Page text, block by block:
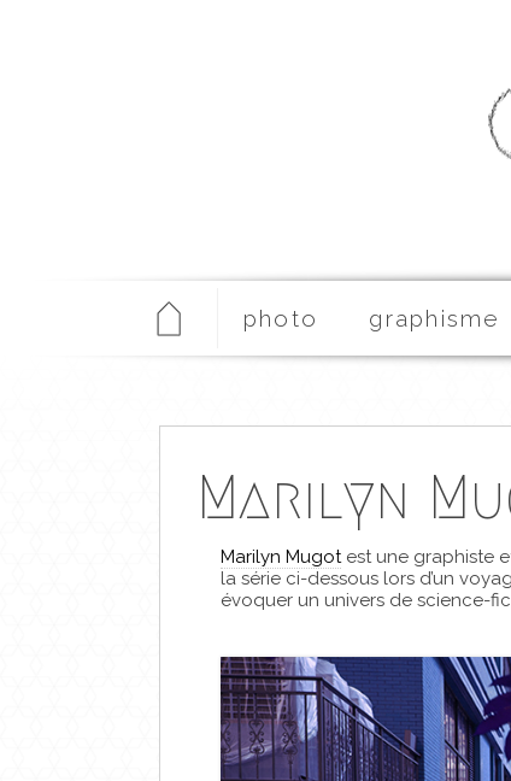
photo graphisme
Marilyn
Marilyn Mugot est une graphiste
la série ci-dessous lors d’un
évoquer un univers de science-